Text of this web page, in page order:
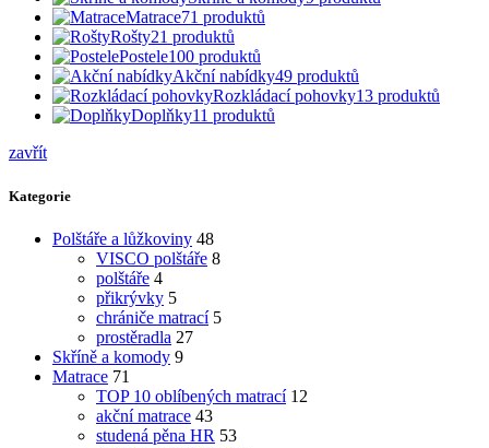
Matrace71 produktů
Rošty21 produktů
Postele100 produktů
Akční nabídky49 produktů
Rozkládací pohovky13 produktů
Doplňky11 produktů
zavřít
Kategorie
Polštáře a lůžkoviny 48
VISCO polštáře 8
polštáře 4
přikrývky 5
chrániče matrací 5
prostěradla 27
Skříně a komody 9
Matrace 71
TOP 10 oblíbených matrací 12
akční matrace 43
studená pěna HR 53